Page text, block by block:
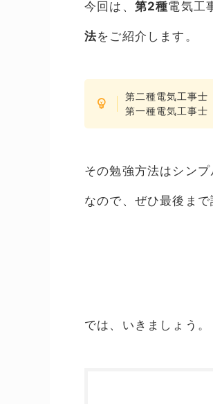
今回は、 第2種電気工
法をご紹介します。
第二種電気工事
第一種電気工事
その勉強方法はシン
なので、ぜひ最後まで
では、いきましょう。